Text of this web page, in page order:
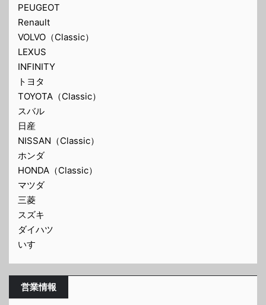
PEUGEOT
Renault
VOLVO（Classic）
LEXUS
INFINITY
トヨタ
TOYOTA（Classic）
スバル
日産
NISSAN（Classic）
ホンダ
HONDA（Classic）
マツダ
三菱
スズキ
ダイハツ
いすゞ
営業情報